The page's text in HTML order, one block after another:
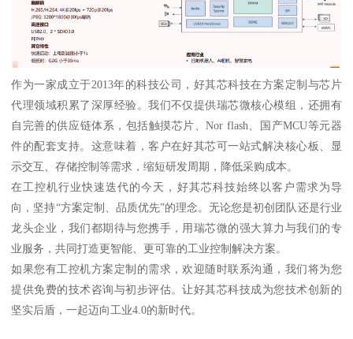
作为一家成立于2013年的科技公司，好其芯科技在方案定制与芯片
代理领域积累了深厚经验。我们不仅提供瑞芯微核心模组，还拥有
自完善的供应链体系，包括触摸芯片、Nor flash、国产MCU等元器
件的配套支持。这意味着，客户在好其芯可一站式解决核心板、显
示交互、存储控制等需求，缩短研发周期，降低采购成本。
在工控机行业快速迭代的今天，好其芯科技始终以客户需求为导
向，坚持“方案定制、品质优先”的理念。无论您是初创团队还是行业
龙头企业，我们都期待与您携手，用瑞芯微的强大算力与我们的专
业服务，共同打造更智能、更可靠的工业控制解决方案。
如果您有工控机方案定制的需求，欢迎随时联系沟通，我们将为您
提供免费的技术咨询与初步评估。让好其芯科技成为您技术创新的
坚实后盾，一起迈向工业4.0的新时代。